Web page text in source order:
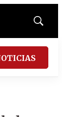
Mostrar